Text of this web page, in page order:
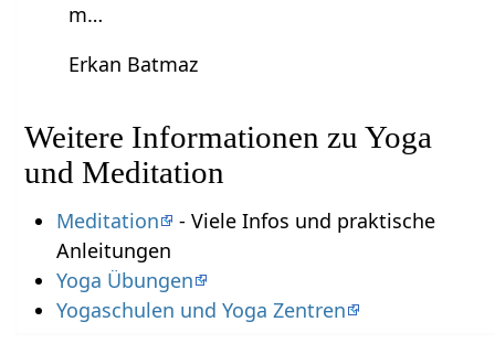
m…
Erkan Batmaz
Weitere Informationen zu Yoga
und Meditation
Meditation
- Viele Infos und praktische
Anleitungen
Yoga Übungen
Yogaschulen und Yoga Zentren